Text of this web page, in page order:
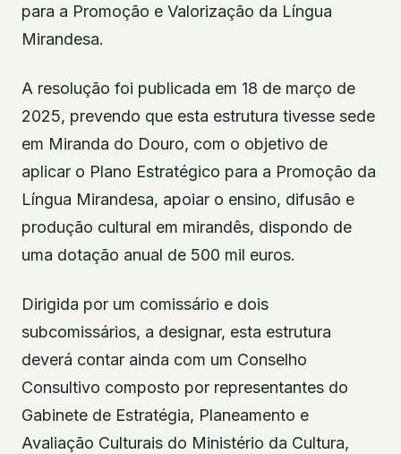
para a Promoção e Valorização da Língua
Mirandesa.
A resolução foi publicada em 18 de março de
2025, prevendo que esta estrutura tivesse sede
em Miranda do Douro, com o objetivo de
aplicar o Plano Estratégico para a Promoção da
Língua Mirandesa, apoiar o ensino, difusão e
produção cultural em mirandês, dispondo de
uma dotação anual de 500 mil euros.
Dirigida por um comissário e dois
subcomissários, a designar, esta estrutura
deverá contar ainda com um Conselho
Consultivo composto por representantes do
Gabinete de Estratégia, Planeamento e
Avaliação Culturais do Ministério da Cultura,